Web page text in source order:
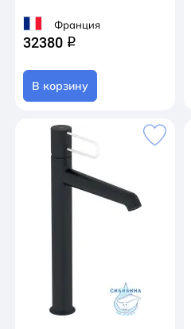
Франция
32380 q
В корзину